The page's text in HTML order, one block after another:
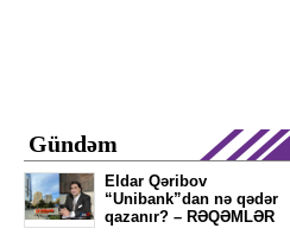
Gündəm
Eldar Qəribov
“Unibank”dan nə qədər
qazanır? – RƏQƏMLƏR